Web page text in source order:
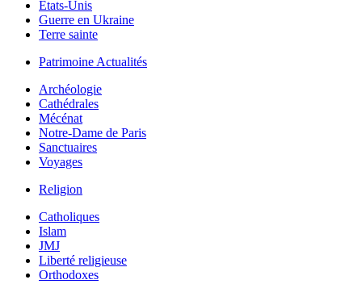
États-Unis
Guerre en Ukraine
Terre sainte
Patrimoine Actualités
Archéologie
Cathédrales
Mécénat
Notre-Dame de Paris
Sanctuaires
Voyages
Religion
Catholiques
Islam
JMJ
Liberté religieuse
Orthodoxes